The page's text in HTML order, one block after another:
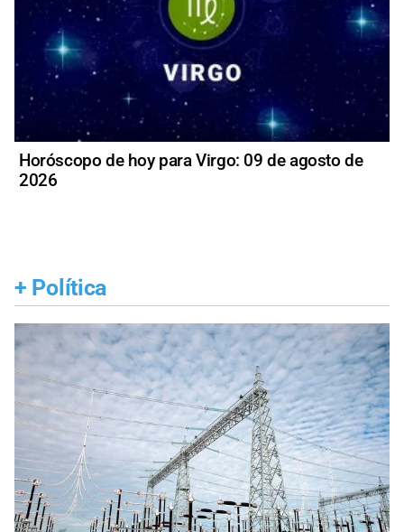
Horóscopo de hoy para Virgo: 09 de agosto de
2026
+ Política